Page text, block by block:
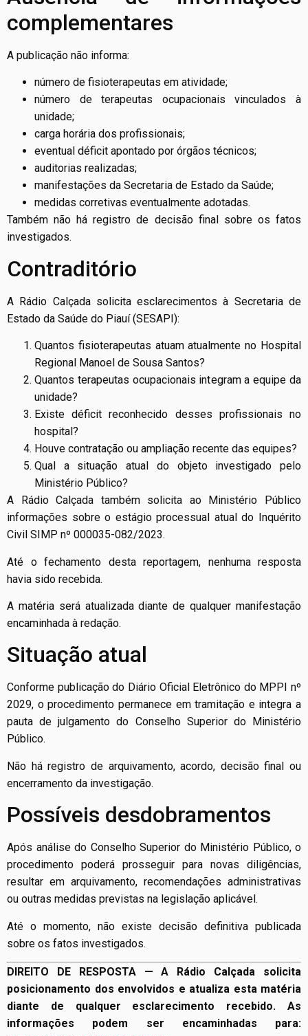
complementares
A publicação não informa:
número de fisioterapeutas em atividade;
número de terapeutas ocupacionais vinculados à
unidade;
carga horária dos profissionais;
eventual déficit apontado por órgãos técnicos;
auditorias realizadas;
manifestações da Secretaria de Estado da Saúde;
medidas corretivas eventualmente adotadas.
Também não há registro de decisão final sobre os fatos
investigados.
Contraditório
A Rádio Calçada solicita esclarecimentos à Secretaria de
Estado da Saúde do Piauí (SESAPI):
Quantos fisioterapeutas atuam atualmente no Hospital
Regional Manoel de Sousa Santos?
Quantos terapeutas ocupacionais integram a equipe da
unidade?
Existe déficit reconhecido desses profissionais no
hospital?
Houve contratação ou ampliação recente das equipes?
Qual a situação atual do objeto investigado pelo
Ministério Público?
A Rádio Calçada também solicita ao Ministério Público
informações sobre o estágio processual atual do Inquérito
Civil SIMP nº 000035-082/2023.
Até o fechamento desta reportagem, nenhuma resposta
havia sido recebida.
A matéria será atualizada diante de qualquer manifestação
encaminhada à redação.
Situação atual
Conforme publicação do Diário Oficial Eletrônico do MPPI nº
2029, o procedimento permanece em tramitação e integra a
pauta de julgamento do Conselho Superior do Ministério
Público.
Não há registro de arquivamento, acordo, decisão final ou
encerramento da investigação.
Possíveis desdobramentos
Após análise do Conselho Superior do Ministério Público, o
procedimento poderá prosseguir para novas diligências,
resultar em arquivamento, recomendações administrativas
ou outras medidas previstas na legislação aplicável.
Até o momento, não existe decisão definitiva publicada
sobre os fatos investigados.
DIREITO DE RESPOSTA — A Rádio Calçada solicita
posicionamento dos envolvidos e atualiza esta matéria
diante de qualquer esclarecimento recebido. As
informações podem ser encaminhadas para: